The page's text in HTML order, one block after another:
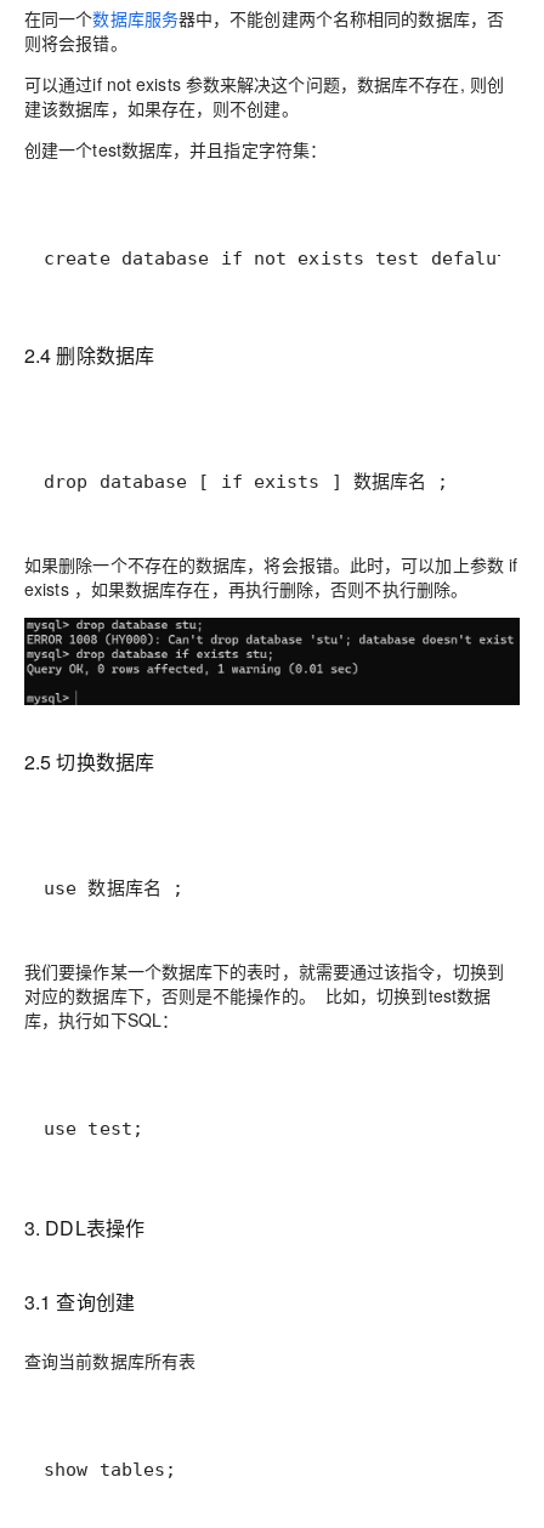
在同一个数据库服务器中，不能创建两个名称相同的数据库，否
则将会报错。
可以通过if not exists 参数来解决这个问题，数据库不存在, 则创
建该数据库，如果存在，则不创建。
创建一个test数据库，并且指定字符集：
create database if not exists test defalut
2.4 删除数据库
drop database [ if exists ] 数据库名 ;
如果删除一个不存在的数据库，将会报错。此时，可以加上参数 if
exists ，如果数据库存在，再执行删除，否则不执行删除。
2.5 切换数据库
use 数据库名 ;
我们要操作某一个数据库下的表时，就需要通过该指令，切换到
对应的数据库下，否则是不能操作的。 比如，切换到test数据
库，执行如下SQL：
use test;
3. DDL表操作
3.1 查询创建
查询当前数据库所有表
show tables;